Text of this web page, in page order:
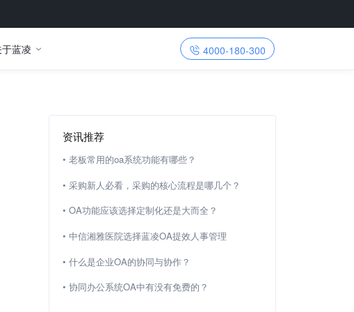
于蓝凌 4000-180-300
资讯推荐
• 老板常用的oa系统功能有哪些？
• 采购新人必看，采购的核心流程是哪几个？
• OA功能应该选择定制化还是大而全？
• 中信湘雅医院选择蓝凌OA提效人事管理
• 什么是企业OA的协同与协作？
• 协同办公系统OA中有没有免费的？